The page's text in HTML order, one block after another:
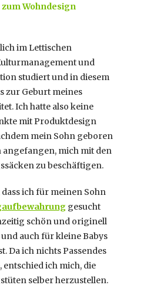
Wohndesign
im Lettischen
und
studiert und in diesem
zur Geburt meines
Ich hatte also keine
mit Produktdesign
mein Sohn geboren
angefangen, mich mit den
zu beschäftigen.
ich für meinen Sohn
gesucht
schön und originell
und auch für kleine Babys
Da ich nichts Passendes
entschied ich mich, die
selber herzustellen.